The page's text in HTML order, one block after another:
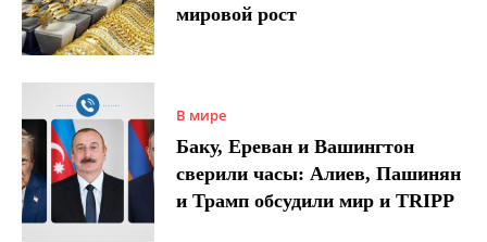
мировой рост
В мире
Баку, Ереван и Вашингтон
сверили часы: Алиев, Пашинян
и Трамп обсудили мир и TRIPP